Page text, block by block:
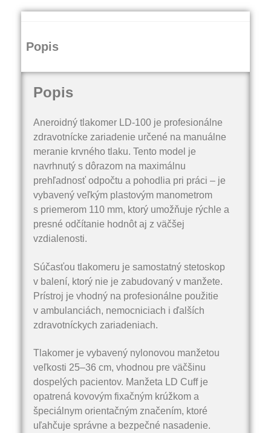
Popis
Popis
Aneroidný tlakomer LD-100 je profesionálne
zdravotnícke zariadenie určené na manuálne
meranie krvného tlaku. Tento model je
navrhnutý s dôrazom na maximálnu
prehľadnosť odpočtu a pohodlia pri práci – je
vybavený veľkým plastovým manometrom
s priemerom 110 mm, ktorý umožňuje rýchle a
presné odčítanie hodnôt aj z väčšej
vzdialenosti.
Súčasťou tlakomeru je samostatný stetoskop
v balení, ktorý nie je zabudovaný v manžete.
Prístroj je vhodný na profesionálne použitie
v ambulanciách, nemocniciach i ďalších
zdravotníckych zariadeniach.
Tlakomer je vybavený nylonovou manžetou
veľkosti 25–36 cm, vhodnou pre väčšinu
dospelých pacientov. Manžeta LD Cuff je
opatrená kovovým fixačným krúžkom a
špeciálnym orientačným značením, ktoré
uľahčuje správne a bezpečné nasadenie.